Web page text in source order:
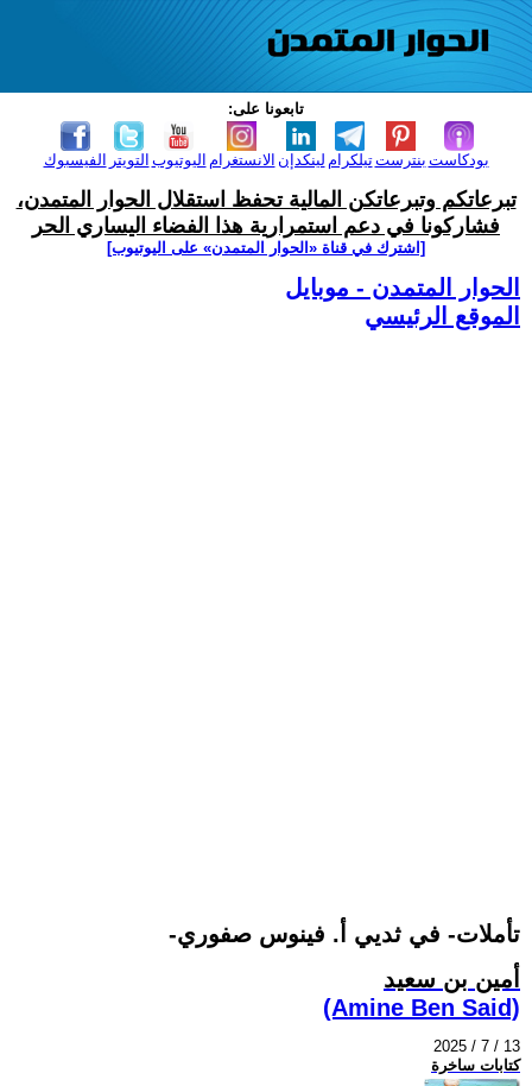
تابعونا على:
الفيسبوك التويتر اليوتيوب الانستغرام لينكدإن تيلكرامبنترست بودكاست
تبرعاتكم وتبرعاتكن المالية تحفظ استقلال الحوار المتمدن،
فشاركونا في دعم استمرارية هذا الفضاء اليساري الحر
[اشترك في قناة ‫«الحوار المتمدن» على اليوتيوب]
الحوار المتمدن - موبايل
الموقع الرئيسي
-تأملات- في ثديي أ. فينوس صفوري
أمين بن سعيد
(Amine Ben Said)
2025 / 7 / 13
كتابات ساخرة